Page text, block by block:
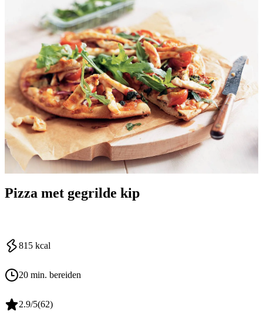
Pizza met gegrilde kip
815 kcal
20 min. bereiden
2.9/5(62)